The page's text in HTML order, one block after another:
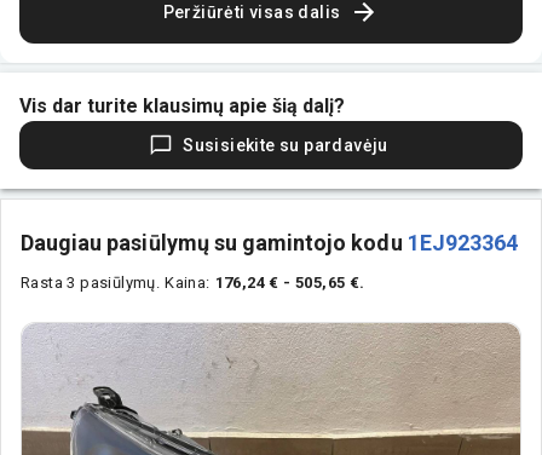
Peržiūrėti visas dalis
Vis dar turite klausimų apie šią dalį?
Susisiekite su pardavėju
Daugiau pasiūlymų su gamintojo kodu 1EJ923364
Rasta 3 pasiūlymų. Kaina: 176,24 € - 505,65 €.